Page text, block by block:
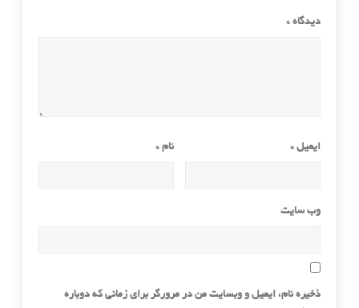
دیدگاه *
نام* ایمیل *
وب‌ سایت
ذخیره نام، ایمیل و وبسایت من در مرورگر برای زمانی که دوباره